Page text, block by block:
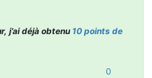
j’ai déjà obtenu 10 points de
0